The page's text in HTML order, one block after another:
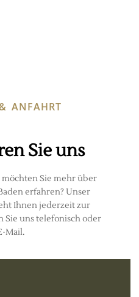
ANFAHRT
Sie uns
Sie mehr über
erfahren? Unser
Ihnen jederzeit zur
Sie uns telefonisch oder
Mail.